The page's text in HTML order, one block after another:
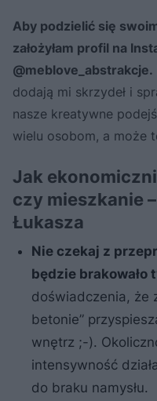
Aby podzielić się
założyłam profil na
@meblove_abstrakcje.
dodają mi skrzydeł i
nasze kreatywne
wielu osobom, a może
Jak
czy mieszkanie
Łukasza
Nie czekaj z
będzie brakowało
doświadczenia, że
betonie”
wnętrz ;-).
intensywność
do braku namysłu.